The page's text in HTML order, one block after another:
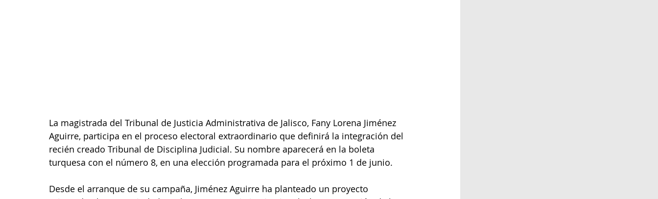
La magistrada del Tribunal de Justicia Administrativa de Jalisco, Fany Lorena Jiménez
Aguirre, participa en el proceso electoral extraordinario que definirá la integración del
recién creado Tribunal de Disciplina Judicial. Su nombre aparecerá en la boleta
turquesa con el número 8, en una elección programada para el próximo 1 de junio.
Desde el arranque de su campaña, Jiménez Aguirre ha planteado un proyecto